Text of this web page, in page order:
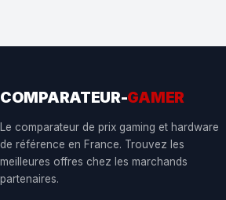
COMPARATEUR-GAMER
Le comparateur de prix gaming et hardware
de référence en France. Trouvez les
meilleures offres chez les marchands
partenaires.